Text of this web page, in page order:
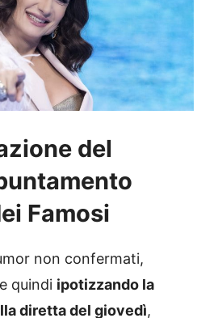
del
Famosi
non confermati,
quindi ipotizzando la
diretta del giovedì,